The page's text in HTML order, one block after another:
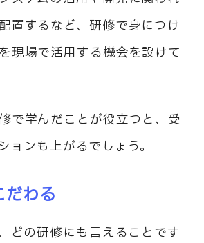
置するなど、研修で身につけ
現場で活用する機会を設けて
で学んだことが役立つと、受
ョンも上がるでしょう。
だわる
どの研修にも言えることです